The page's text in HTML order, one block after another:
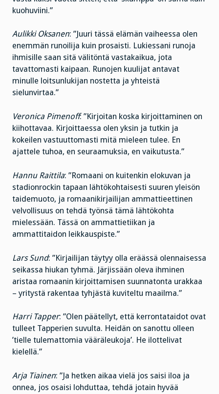
kuohuviini.”
Aulikki Oksanen: ”Juuri tässä elämän vaiheessa olen
enemmän runoilija kuin prosaisti. Lukiessani runoja
ihmisille saan sitä välitöntä vastakaikua, jota
tavattomasti kaipaan. Runojen kuulijat antavat
minulle loitsunlukijan nostetta ja yhteistä
sielunvirtaa.”
Veronica Pimenoff: ”Kirjoitan koska kirjoittaminen on
kiihottavaa. Kirjoittaessa olen yksin ja tutkin ja
kokeilen vastuuttomasti mitä mieleen tulee. En
ajattele tuhoa, en seuraamuksia, en vaikutusta.”
Hannu Raittila: ”Romaani on kuitenkin elokuvan ja
stadionrockin tapaan lähtökohtaisesti suuren yleisön
taidemuoto, ja romaanikirjailijan ammattieettinen
velvollisuus on tehdä työnsä tämä lähtökohta
mielessään. Tässä on ammattietiikan ja
ammattitaidon leikkauspiste.”
Lars Sund: ”Kirjailijan täytyy olla eräässä olennaisessa
seikassa hiukan tyhmä. Järjissään oleva ihminen
aristaa romaanin kirjoittamisen suunnatonta urakkaa
– yritystä rakentaa tyhjästä kuviteltu maailma.”
Harri Tapper: ”Olen päätellyt, että kerrontataidot ovat
tulleet Tapperien suvulta. Heidän on sanottu olleen
’tielle tulemattomia vääräleukoja’. He ilottelivat
kielellä.”
Arja Tiainen: ”Ja hetken aikaa vielä jos saisi iloa ja
onnea, jos osaisi lohduttaa, tehdä jotain hyvää